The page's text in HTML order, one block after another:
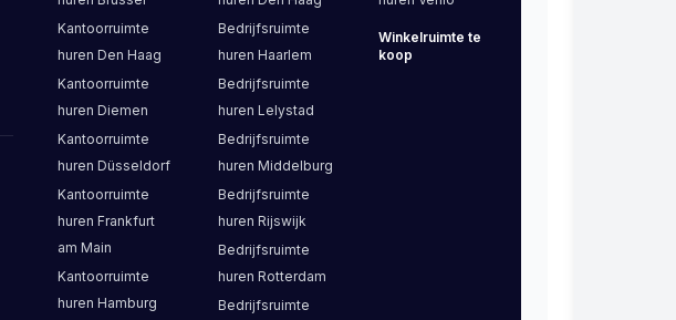
Kantoorruimte
huren Den Haag
Kantoorruimte
huren Diemen
Kantoorruimte
huren Düsseldorf
Kantoorruimte
huren Frankfurt
am Main
Kantoorruimte
huren Hamburg
Bedrijfsruimte
huren Haarlem
Bedrijfsruimte
huren Lelystad
Bedrijfsruimte
huren Middelburg
Bedrijfsruimte
huren Rijswijk
Bedrijfsruimte
huren Rotterdam
Bedrijfsruimte
Winkelruimte te
koop